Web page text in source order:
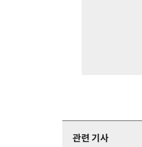
관련 기사